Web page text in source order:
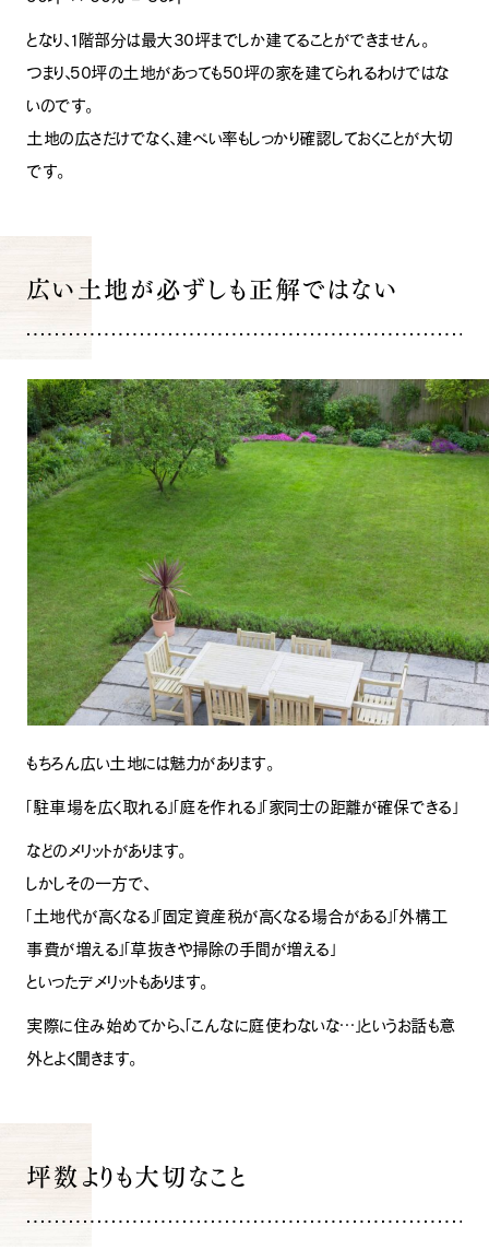
となり、1階部分は最大30坪までしか建てることができません。
つまり、50坪の土地があっても50坪の家を建てられるわけではな
いのです。
土地の広さだけでなく、建ぺい率もしっかり確認しておくことが大切
です。
広い土地が必ずしも正解ではない
もちろん広い土地には魅力があります。
「駐車場を広く取れる」「庭を作れる」「家同士の距離が確保できる」
などのメリットがあります。
しかしその一方で、
「土地代が高くなる」「固定資産税が高くなる場合がある」「外構工
事費が増える」「草抜きや掃除の手間が増える」
といったデメリットもあります。
実際に住み始めてから、「こんなに庭使わないな…」というお話も意
外とよく聞きます。
坪数よりも大切なこと